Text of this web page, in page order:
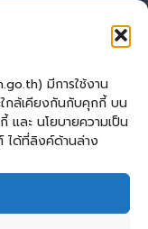
มีการใช้งาน
กล้เคียงกันกับคุกกี้ บน
และ นโยบายความเป็น
ได้ที่ลิงค์ด้านล่าง
ป